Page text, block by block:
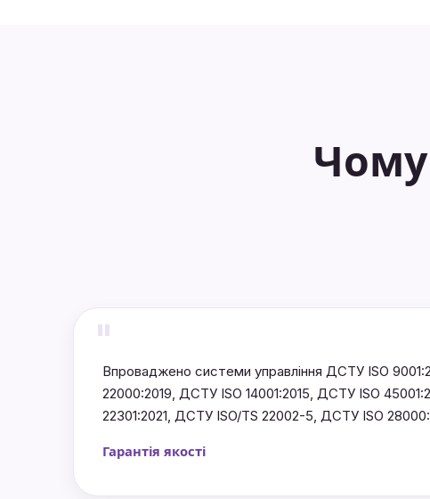
Чому
"Впроваджено системи управління ДСТУ ISO
22000:2019, ДСТУ ISO 14001:2015, ДСТУ ISO
22301:2021, ДСТУ ISO/TS 22002-5, ДСТУ ISO
Гарантія якості